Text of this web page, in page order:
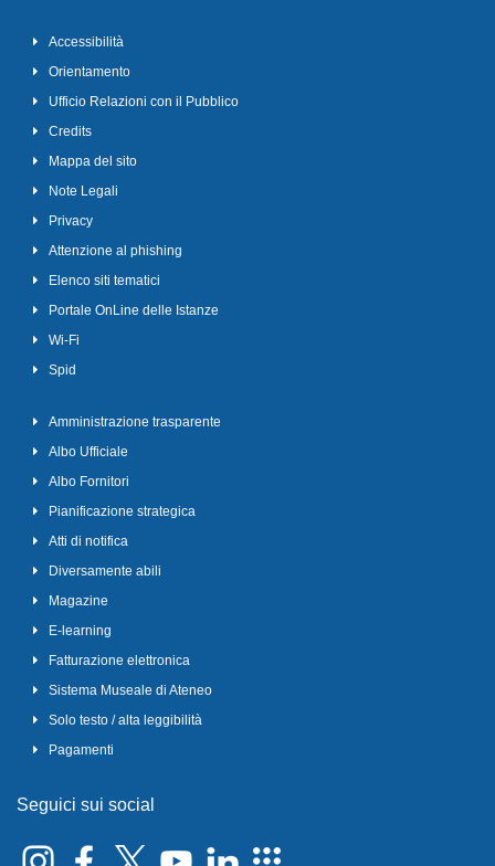
Accessibilità
Orientamento
Ufficio Relazioni con il Pubblico
Credits
Mappa del sito
Note Legali
Privacy
Attenzione al phishing
Elenco siti tematici
Portale OnLine delle Istanze
Wi-Fi
Spid
Amministrazione trasparente
Albo Ufficiale
Albo Fornitori
Pianificazione strategica
Atti di notifica
Diversamente abili
Magazine
E-learning
Fatturazione elettronica
Sistema Museale di Ateneo
Solo testo / alta leggibilità
Pagamenti
Seguici sui social